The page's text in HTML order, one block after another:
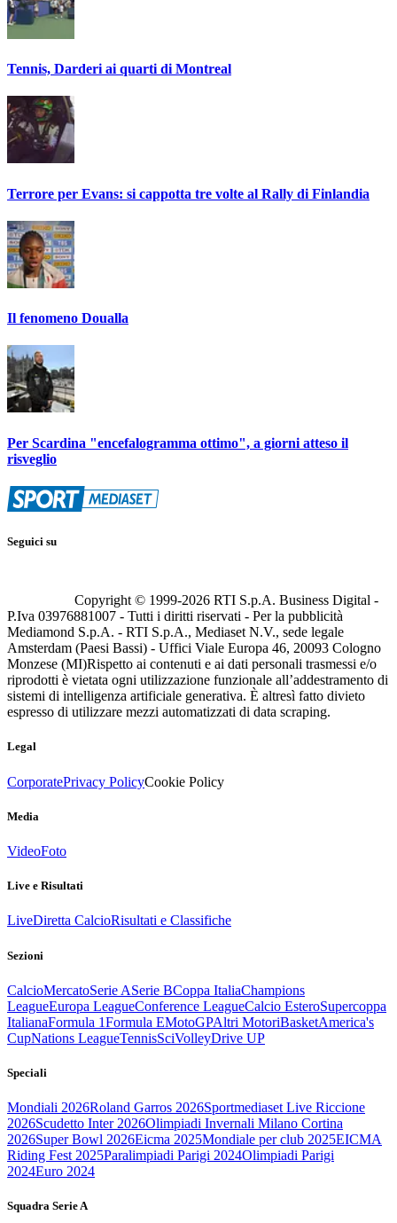
Tennis, Darderi ai quarti di Montreal
Terrore per Evans: si cappotta tre volte al Rally di Finlandia
Il fenomeno Doualla
Per Scardina "encefalogramma ottimo", a giorni atteso il
risveglio
Seguici su
Copyright © 1999-2026 RTI S.p.A. Business Digital -
P.Iva 03976881007 - Tutti i diritti riservati - Per la pubblicità
Mediamond S.p.A. - RTI S.p.A., Mediaset N.V., sede legale
Amsterdam (Paesi Bassi) - Uffici Viale Europa 46, 20093 Cologno
Monzese (MI)Rispetto ai contenuti e ai dati personali trasmessi e/o
riprodotti è vietata ogni utilizzazione funzionale all’addestramento di
sistemi di intelligenza artificiale generativa. È altresì fatto divieto
espresso di utilizzare mezzi automatizzati di data scraping.
Legal
CorporatePrivacy PolicyCookie Policy
Media
VideoFoto
Live e Risultati
LiveDiretta CalcioRisultati e Classifiche
Sezioni
CalcioMercatoSerie ASerie BCoppa ItaliaChampions
LeagueEuropa LeagueConference LeagueCalcio EsteroSupercoppa
ItalianaFormula 1Formula EMotoGPAltri MotoriBasketAmerica's
CupNations LeagueTennisSciVolleyDrive UP
Speciali
Mondiali 2026Roland Garros 2026Sportmediaset Live Riccione
2026Scudetto Inter 2026Olimpiadi Invernali Milano Cortina
2026Super Bowl 2026Eicma 2025Mondiale per club 2025EICMA
Riding Fest 2025Paralimpiadi Parigi 2024Olimpiadi Parigi
2024Euro 2024
Squadra Serie A